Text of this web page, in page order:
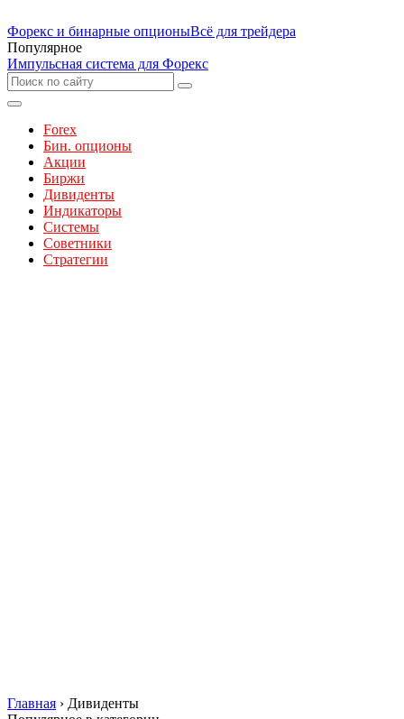
Форекс и бинарные опционыВсё для трейдера
Популярное
Импульсная система для Форекс
Forex
Бин. опционы
Акции
Биржи
Дивиденты
Индикаторы
Системы
Советники
Стратегии
Главная › Дивиденты